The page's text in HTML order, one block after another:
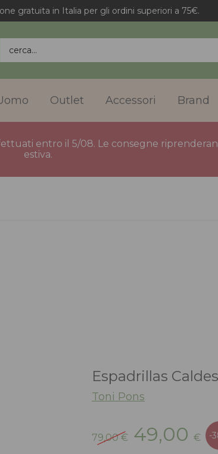
gratuita in Italia per gli ordini superiori a 75€.
cerca...
Outlet Accessori Brand
entro il 5/08. Le consegne
estiva.
Espadrillas
Toni Pons
79,00€
Il
prezzo
49,00 €
Il
-